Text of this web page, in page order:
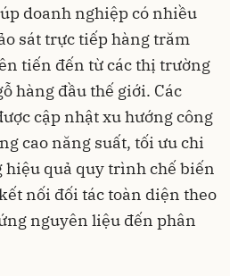
doanh nghiệp có nhiều
sát trực tiếp hàng trăm
tiến đến từ các thị trường
hàng đầu thế giới. Các
cập nhật xu hướng công
cao năng suất, tối ưu chi
hiệu quả quy trình chế biến
nối đối tác toàn diện theo
nguyên liệu đến phân